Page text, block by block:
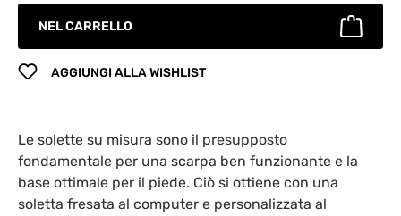
NEL CARRELLO
AGGIUNGI ALLA WISHLIST
Le solette su misura sono il presupposto
fondamentale per una scarpa ben funzionante e la
base ottimale per il piede. Ciò si ottiene con una
soletta fresata al computer e personalizzata al